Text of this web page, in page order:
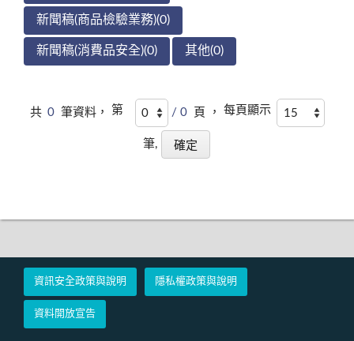
新聞稿(商品檢驗業務)(0)
新聞稿(消費品安全)(0) 其他(0)
共 0 筆資料， 第 / 0 頁 ， 每頁顯示
筆,
資訊安全政策與說明 隱私權政策與說明
資料開放宣告